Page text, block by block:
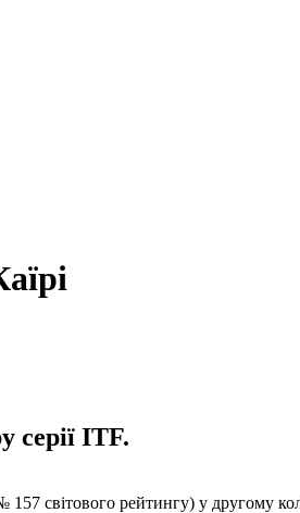
серії ITF.
світового рейтингу) у другому